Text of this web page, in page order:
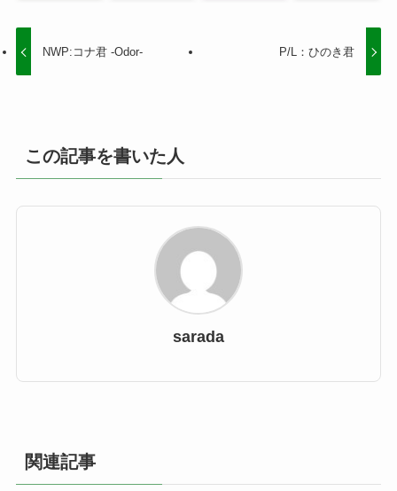
NWP:コナ君 -Odor- P/L：ひのき君
この記事を書いた人
sarada
関連記事